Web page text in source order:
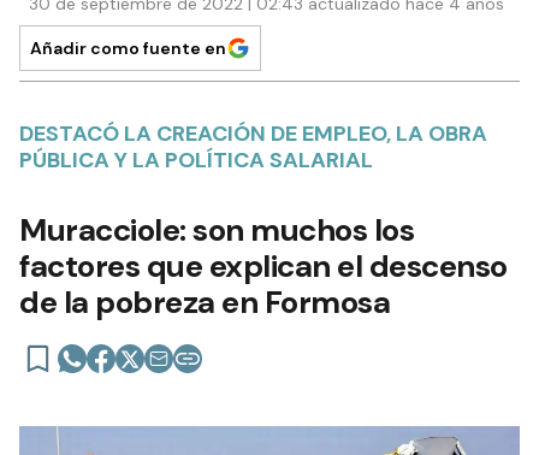
Añadir como fuente en
DESTACÓ LA CREACIÓN DE EMPLEO, LA OBRA
PÚBLICA Y LA POLÍTICA SALARIAL
Muracciole: son muchos los
factores que explican el descenso
de la pobreza en Formosa